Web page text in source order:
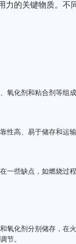
力的关键物质。不
氧化剂和粘合剂等组
性高、易于储存和运
一些缺点，如燃烧过
氧化剂分别储存，在
节。